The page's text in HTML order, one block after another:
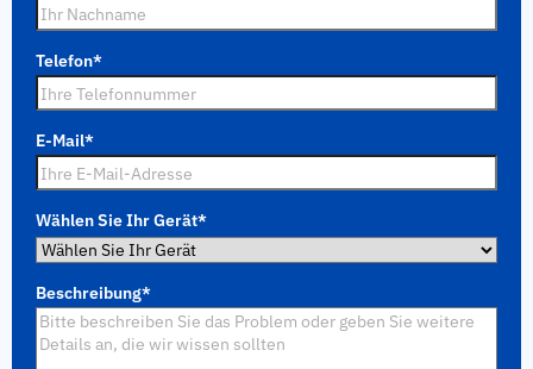
Telefon*
E-Mail*
Wählen Sie Ihr Gerät*
Beschreibung*